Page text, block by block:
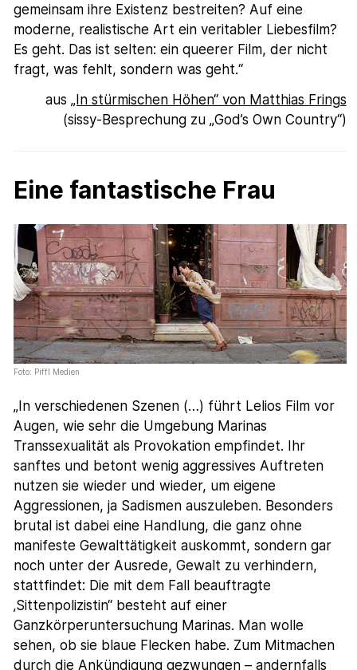
gemeinsam ihre Existenz bestreiten? Auf eine
moderne, realistische Art ein veritabler Liebesfilm?
Es geht. Das ist selten: ein queerer Film, der nicht
fragt, was fehlt, sondern was geht.“
aus „In stürmischen Höhen“ von Matthias Frings
(sissy-Besprechung zu „God’s Own Country“)
Eine fantastische Frau
Foto: Piffl Medien
„In verschiedenen Szenen (…) führt Lelios Film vor
Augen, wie sehr die Umgebung Marinas
Transsexualität als Provokation empfindet. Ihr
sanftes und betont wenig aggressives Auftreten
nutzen sie wieder und wieder, um eigene
Aggressionen, ja Sadismen auszuleben. Besonders
brutal ist dabei eine Handlung, die ganz ohne
manifeste Gewalttätigkeit auskommt, sondern gar
noch unter der Ausrede, Gewalt zu verhindern,
stattfindet: Die mit dem Fall beauftragte
‚Sittenpolizistin“ besteht auf einer
Ganzkörperuntersuchung Marinas. Man wolle
sehen, ob sie blaue Flecken habe. Zum Mitmachen
durch die Ankündigung gezwungen – andernfalls